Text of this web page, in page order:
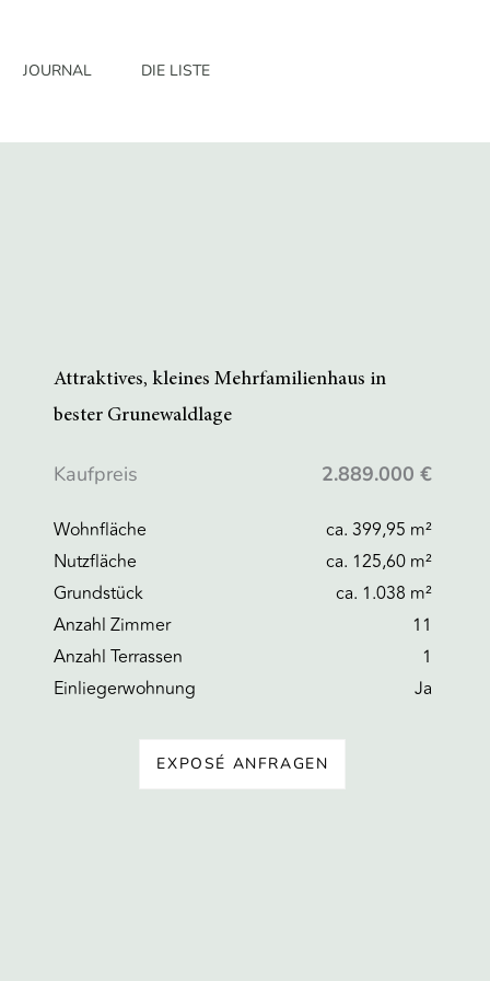
JOURNAL DIE LISTE
Attraktives, kleines Mehrfamilienhaus in
bester Grunewaldlage
Kaufpreis 2.889.000 €
Wohnfläche
ca. 399,95 m²
Nutzfläche
ca. 125,60 m²
Grundstück
ca. 1.038 m²
Anzahl Zimmer
11
Anzahl Terrassen
1
Einliegerwohnung
Ja
EXPOSÉ ANFRAGEN